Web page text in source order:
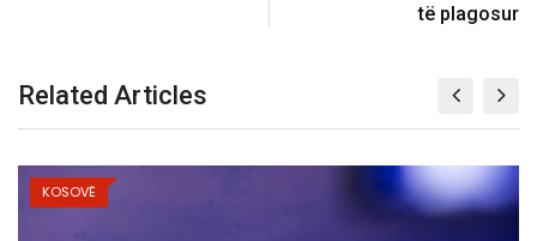
të plagosur
Related Articles
KOSOVË